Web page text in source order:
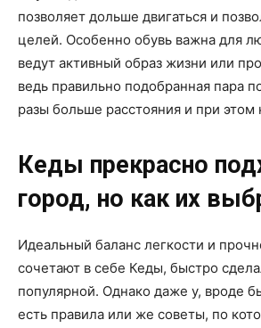
нем
позволяет дольше двигаться и
целей. Особенно обувь важна для
ведут активный образ жизни или
ведь правильно подобранная пара
разы больше расстояния и при этом
Кеды прекрасно
город, но как их
Идеальный баланс легкости и
сочетают в себе Кеды, быстро
популярной. Однако даже у, вроде
есть правила или же советы, по